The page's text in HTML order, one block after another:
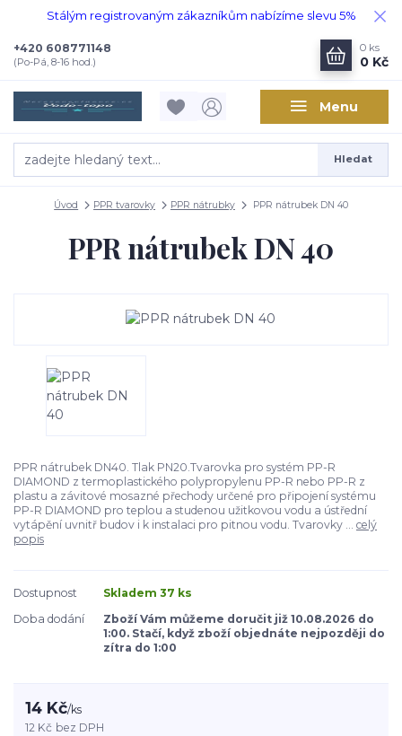
Stálým registrovaným zákazníkům nabízíme slevu 5%
Menu
Hledat
+420 608771148
(Po-Pá, 8-16 hod.)
0 ks
0 Kč
Úvod PPR tvarovky PPR nátrubky PPR nátrubek DN 40
PPR nátrubek DN 40
PPR nátrubek DN40. Tlak PN20.Tvarovka pro systém PP-R
DIAMOND z termoplastického polypropylenu PP-R nebo PP-R z
plastu a závitové mosazné přechody určené pro připojení systému
PP-R DIAMOND pro teplou a studenou užitkovou vodu a ústřední
vytápění uvnitř budov i k instalaci pro pitnou vodu. Tvarovky ... celý
popis
Dostupnost
Skladem 37 ks
Doba dodání
Zboží Vám můžeme doručit již 10.08.2026 do
1:00. Stačí, když zboží objednáte nejpozději do
zítra do 1:00
14 Kč/ks
12 Kč bez DPH